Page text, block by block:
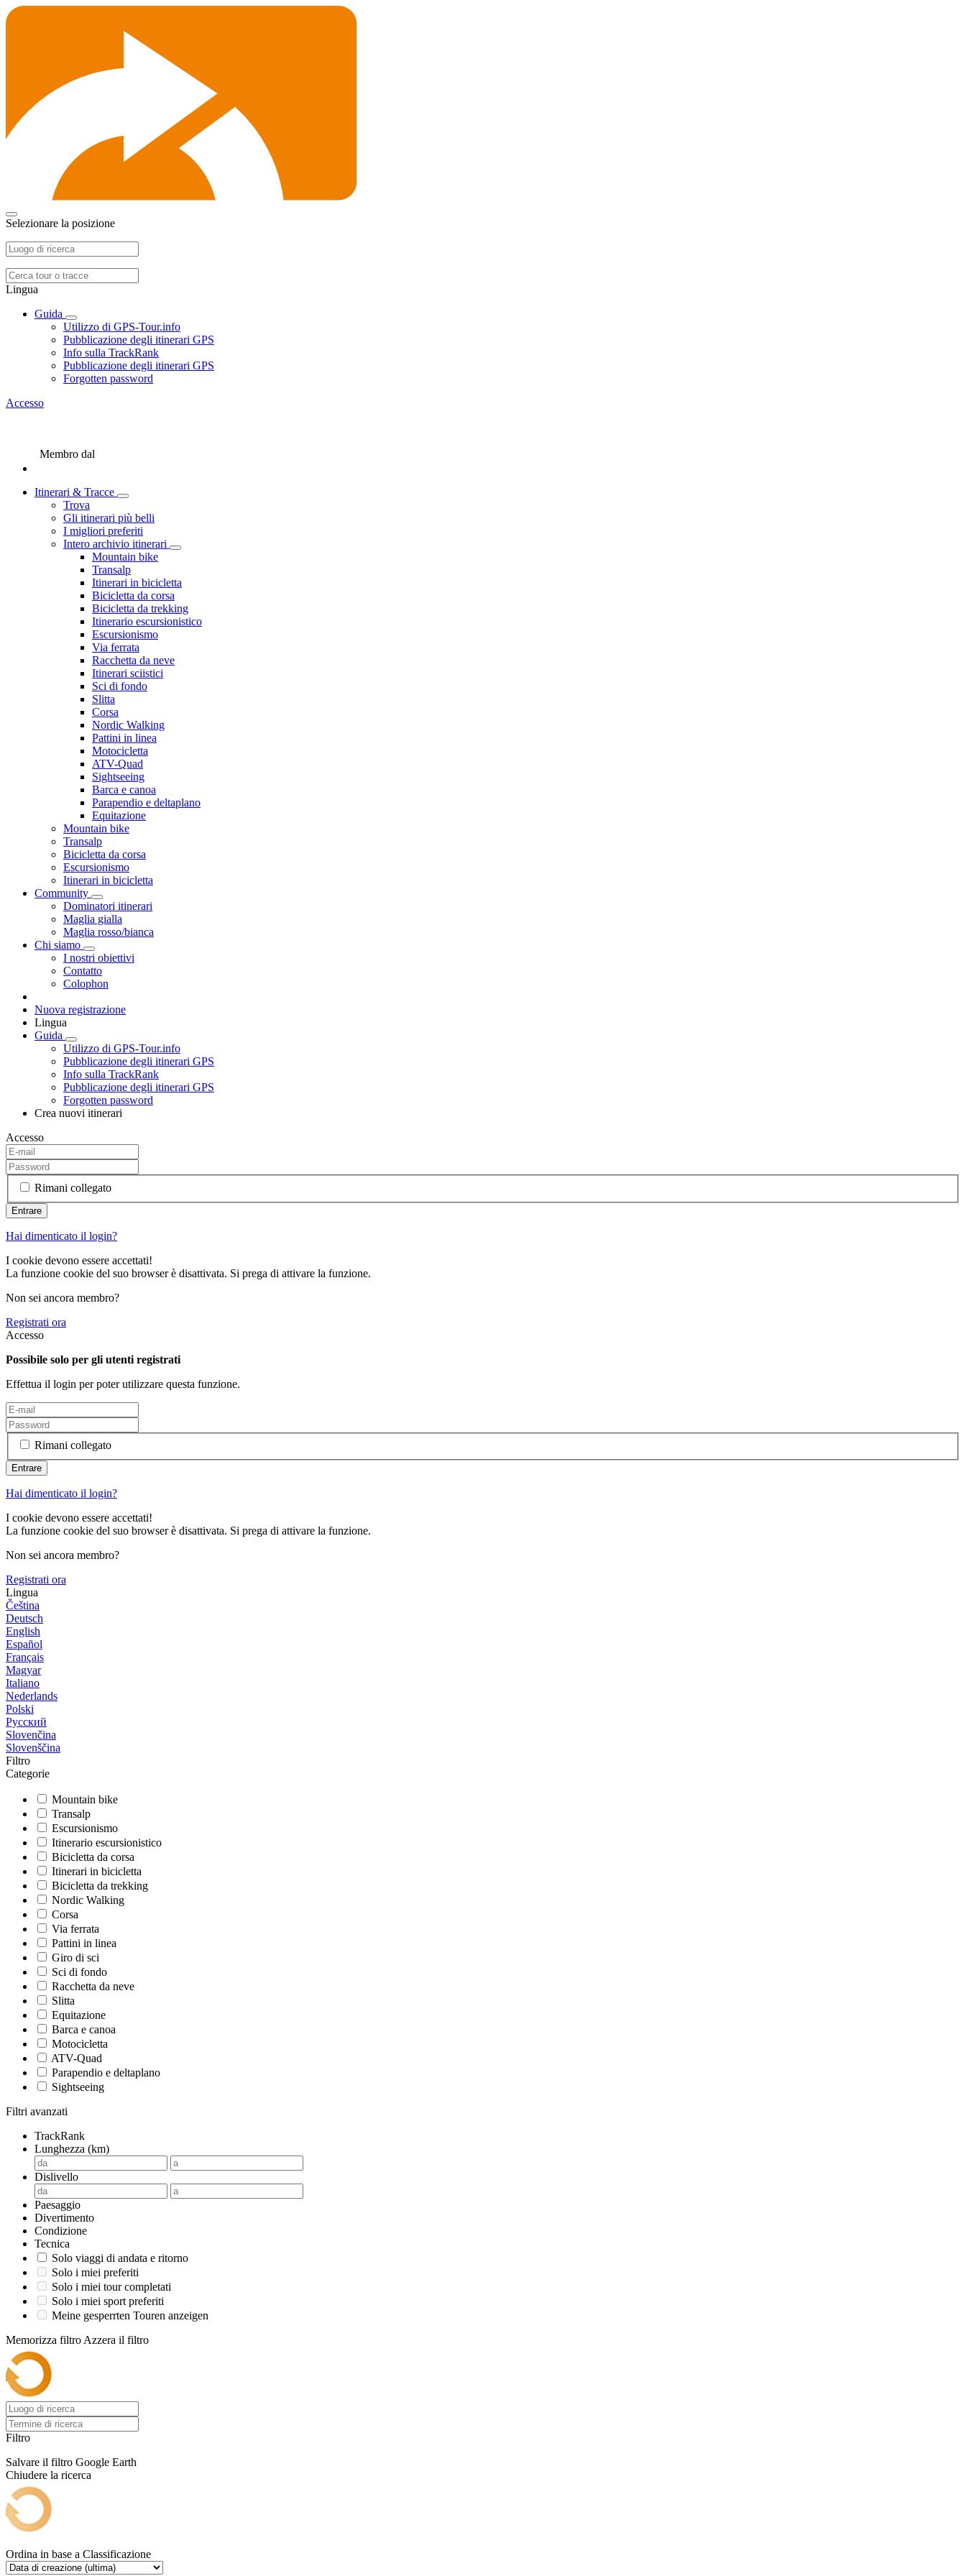
Selezionare la posizione
Lingua
Guida
Utilizzo di GPS-Tour.info
Pubblicazione degli itinerari GPS
Info sulla TrackRank
Pubblicazione degli itinerari GPS
Forgotten password
Accesso
Membro dal
Itinerari & Tracce
Trova
Gli itinerari più belli
I migliori preferiti
Intero archivio itinerari
Mountain bike
Transalp
Itinerari in bicicletta
Bicicletta da corsa
Bicicletta da trekking
Itinerario escursionistico
Escursionismo
Via ferrata
Racchetta da neve
Itinerari sciistici
Sci di fondo
Slitta
Corsa
Nordic Walking
Pattini in linea
Motocicletta
ATV-Quad
Sightseeing
Barca e canoa
Parapendio e deltaplano
Equitazione
Mountain bike
Transalp
Bicicletta da corsa
Escursionismo
Itinerari in bicicletta
Community
Dominatori itinerari
Maglia gialla
Maglia rosso/bianca
Chi siamo
I nostri obiettivi
Contatto
Colophon
Nuova registrazione
Lingua
Guida
Utilizzo di GPS-Tour.info
Pubblicazione degli itinerari GPS
Info sulla TrackRank
Pubblicazione degli itinerari GPS
Forgotten password
Crea nuovi itinerari
Accesso
Rimani collegato
Hai dimenticato il login?
I cookie devono essere accettati!
La funzione cookie del suo browser è disattivata. Si prega di attivare la funzione.
Non sei ancora membro?
Registrati ora
Accesso
Possibile solo per gli utenti registrati
Effettua il login per poter utilizzare questa funzione.
Rimani collegato
Hai dimenticato il login?
I cookie devono essere accettati!
La funzione cookie del suo browser è disattivata. Si prega di attivare la funzione.
Non sei ancora membro?
Registrati ora
Lingua
Čeština
Deutsch
English
Español
Français
Magyar
Italiano
Nederlands
Polski
Русский
Slovenčina
Slovenščina
Filtro
Categorie
Mountain bike
Transalp
Escursionismo
Itinerario escursionistico
Bicicletta da corsa
Itinerari in bicicletta
Bicicletta da trekking
Nordic Walking
Corsa
Via ferrata
Pattini in linea
Giro di sci
Sci di fondo
Racchetta da neve
Slitta
Equitazione
Barca e canoa
Motocicletta
ATV-Quad
Parapendio e deltaplano
Sightseeing
Filtri avanzati
TrackRank
Lunghezza (km)
Dislivello
Paesaggio
Divertimento
Condizione
Tecnica
Solo viaggi di andata e ritorno
Solo i miei preferiti
Solo i miei tour completati
Solo i miei sport preferiti
Meine gesperrten Touren anzeigen
Memorizza filtro Azzera il filtro
Filtro
Salvare il filtro Google Earth
Chiudere la ricerca
Ordina in base a Classificazione